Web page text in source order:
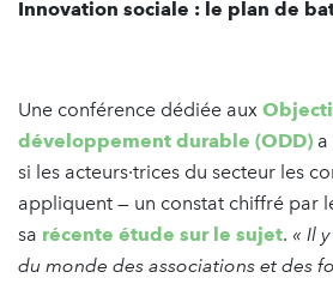
Innovation sociale : le plan de
Une conférence dédiée aux
développement durable (ODD) a
si les acteurs·trices du secteur les
appliquent — un constat chiffré par
sa récente étude sur le sujet. « Il
du monde des associations et des